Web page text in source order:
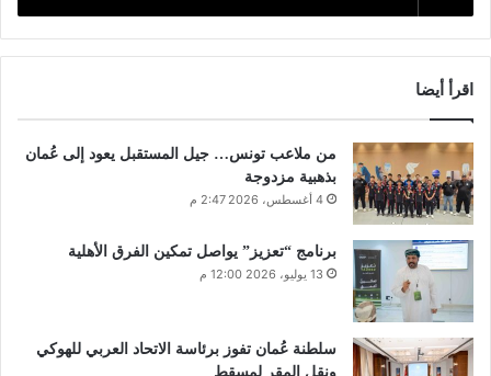
اقرأ أيضا
من ملاعب تونس… جيل المستقبل يعود إلى عُمان
بذهبية مزدوجة
4 أغسطس، 2026 2:47 م
برنامج “تعزيز” يواصل تمكين الفرق الأهلية
13 يوليو، 2026 12:00 م
سلطنة عُمان تفوز برئاسة الاتحاد العربي للهوكي
ونقل المقر لمسقط